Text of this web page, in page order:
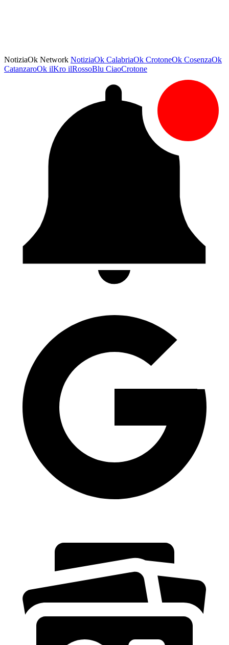
NotiziaOk Network NotiziaOk CalabriaOk CrotoneOk CosenzaOk
CatanzaroOk ilKro ilRossoBlu CiaoCrotone